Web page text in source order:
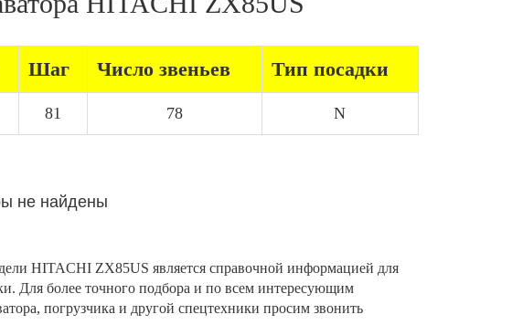
Шаг Число звеньев Тип посадки
81 78 N
не найдены
HITACHI ZX85US является справочной информацией для
Для более точного подбора и по всем интересующим
погрузчика и другой спецтехники просим звонить